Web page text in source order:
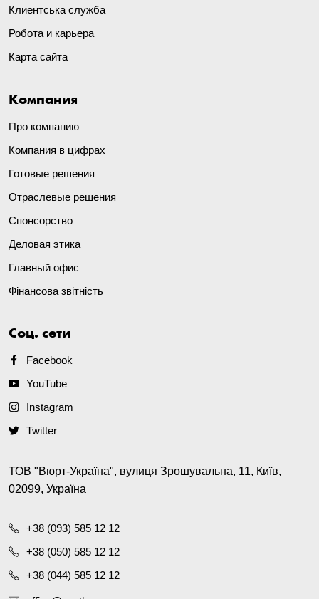
Клиентська служба
Робота и карьера
Карта сайта
Компания
Про компанию
Компания в цифрах
Готовые решения
Отраслевые решения
Спонсорство
Деловая этика
Главный офис
Фінансова звітність
Соц. сети
Facebook
YouTube
Instagram
Twitter
ТОВ "Вюрт-Україна", вулиця Зрошувальна, 11, Київ,
02099, Україна
+38 (093) 585 12 12
+38 (050) 585 12 12
+38 (044) 585 12 12